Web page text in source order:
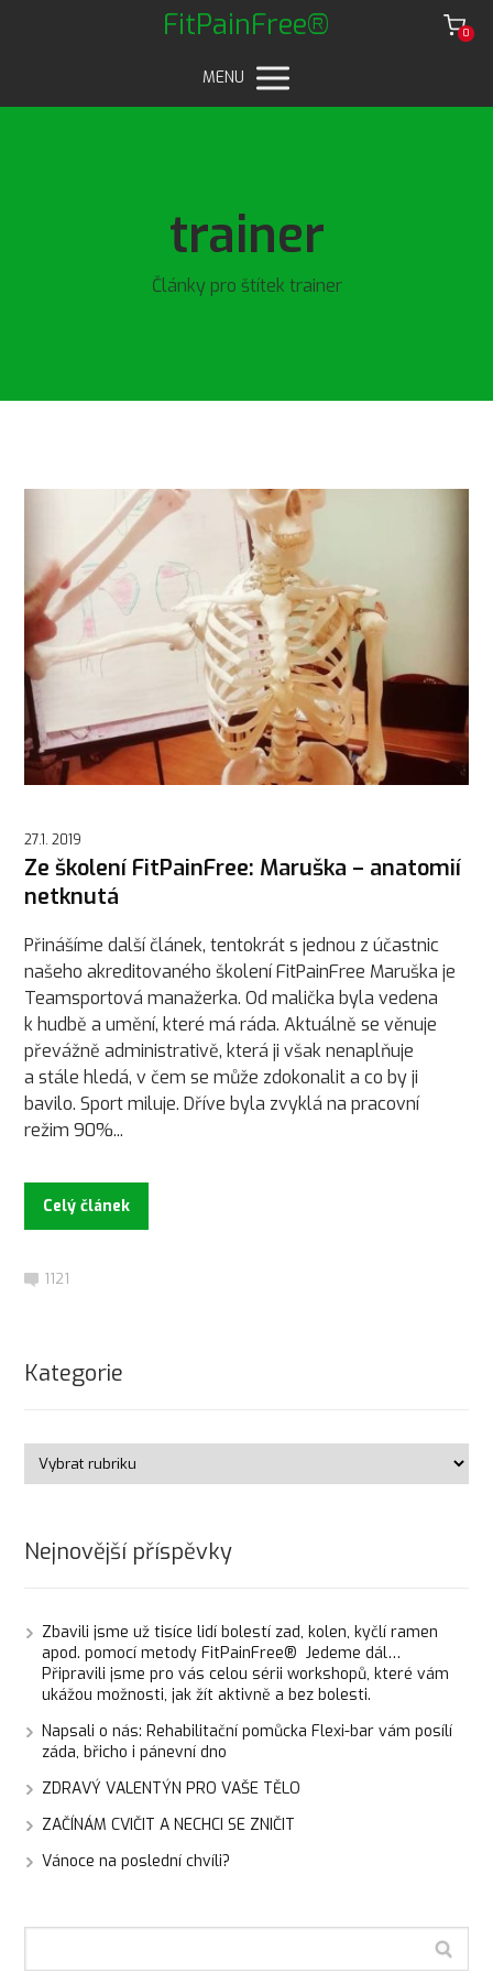
FitPainFree® 0
MENU
trainer
Články pro štítek trainer
27.1. 2019
Ze školení FitPainFree: Maruška – anatomií
netknutá
Přinášíme další článek, tentokrát s jednou z účastnic
našeho akreditovaného školení FitPainFree Maruška je
Teamsportová manažerka. Od malička byla vedena
k hudbě a umění, které má ráda. Aktuálně se věnuje
převážně administrativě, která ji však nenaplňuje
a stále hledá, v čem se může zdokonalit a co by ji
bavilo. Sport miluje. Dříve byla zvyklá na pracovní
režim 90%...
Celý článek
1121
Kategorie
Nejnovější příspěvky
Zbavili jsme už tisíce lidí bolestí zad, kolen, kyčlí ramen
apod. pomocí metody FitPainFree® Jedeme dál…
Připravili jsme pro vás celou sérii workshopů, které vám
ukážou možnosti, jak žít aktivně a bez bolesti.
Napsali o nás: Rehabilitační pomůcka Flexi-bar vám posílí
záda, břicho i pánevní dno
ZDRAVÝ VALENTÝN PRO VAŠE TĚLO
ZAČÍNÁM CVIČIT A NECHCI SE ZNIČIT
Vánoce na poslední chvíli?